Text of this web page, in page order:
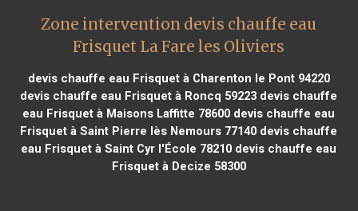
Zone intervention devis chauffe eau
Frisquet La Fare les Oliviers
devis chauffe eau Frisquet à Charenton le Pont 94220
devis chauffe eau Frisquet à Roncq 59223 devis chauffe
eau Frisquet à Maisons Laffitte 78600 devis chauffe eau
Frisquet à Saint Pierre lès Nemours 77140 devis chauffe
eau Frisquet à Saint Cyr l'École 78210 devis chauffe eau
Frisquet à Decize 58300